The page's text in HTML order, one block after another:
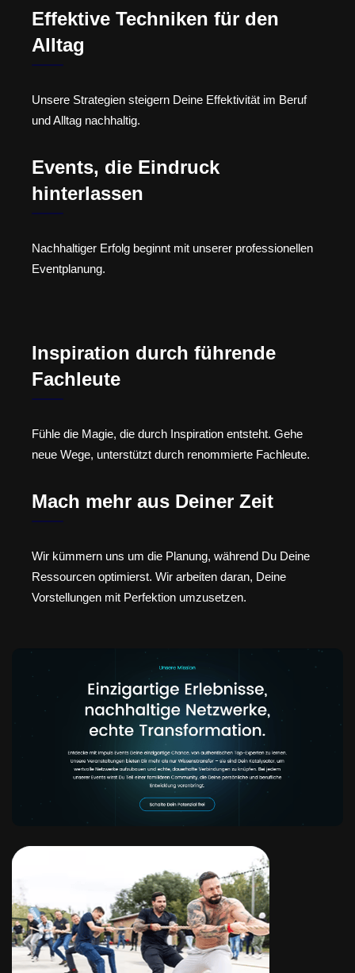
Effektive Techniken für den
Alltag
Unsere Strategien steigern Deine Effektivität im Beruf
und Alltag nachhaltig.
Events, die Eindruck
hinterlassen
Nachhaltiger Erfolg beginnt mit unserer professionellen
Eventplanung.
Inspiration durch führende
Fachleute
Fühle die Magie, die durch Inspiration entsteht. Gehe
neue Wege, unterstützt durch renommierte Fachleute.
Mach mehr aus Deiner Zeit
Wir kümmern uns um die Planung, während Du Deine
Ressourcen optimierst. Wir arbeiten daran, Deine
Vorstellungen mit Perfektion umzusetzen.